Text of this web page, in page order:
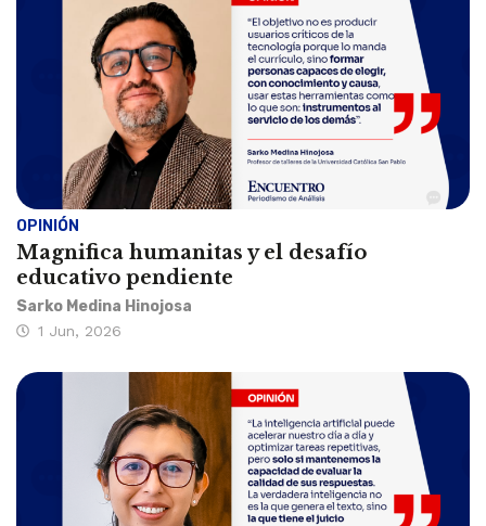
OPINIÓN
Magnifica humanitas y el desafío
educativo pendiente
Sarko Medina Hinojosa
1 Jun, 2026